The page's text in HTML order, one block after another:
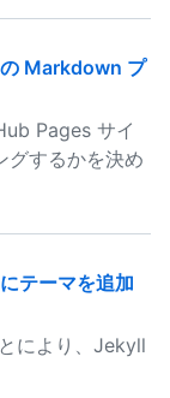
Markdown プ
Pages サイ
グするかを決め
テーマを追加
により、Jekyll